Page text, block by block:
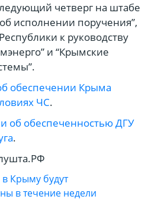
четверг на штабе
исполнении поручения”,
к руководству
и “Крымские
обеспечении Крыма
ЧС.
об обеспеченностью ДГУ
.